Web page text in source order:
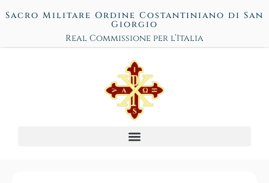
Sacro Militare Ordine Costantiniano di San
Giorgio
Real Commissione per l’Italia